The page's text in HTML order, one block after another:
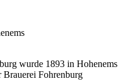
wurde 1893 in Hohenems
Brauerei Fohrenburg